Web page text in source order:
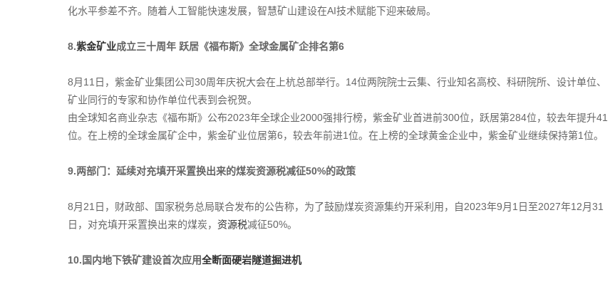
化水平参差不齐。随着人工智能快速发展，智慧矿山建设在AI技术赋能下迎来破局。
8.紫金矿业成立三十周年 跃居《福布斯》全球金属矿企排名第6
8月11日，紫金矿业集团公司30周年庆祝大会在上杭总部举行。14位两院院士云集、行业知名高校、科研院所、设计单位、
矿业同行的专家和协作单位代表到会祝贺。
由全球知名商业杂志《福布斯》公布2023年全球企业2000强排行榜，紫金矿业首进前300位，跃居第284位，较去年提升41
位。在上榜的全球金属矿企中，紫金矿业位居第6，较去年前进1位。在上榜的全球黄金企业中，紫金矿业继续保持第1位。
9.两部门：延续对充填开采置换出来的煤炭资源税减征50%的政策
8月21日，财政部、国家税务总局联合发布的公告称，为了鼓励煤炭资源集约开采利用，自2023年9月1日至2027年12月31
日，对充填开采置换出来的煤炭， 资源税减征50%。
10.国内地下铁矿建设首次应用全断面硬岩隧道掘进机